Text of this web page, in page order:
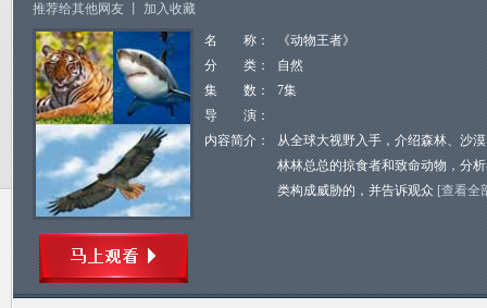
推荐给其他网友 加入收藏
名 称：
《动物王者》
分 类：
自然
集 数：
7集
导 演：
内容简介：
从全球大视野入手，介绍森林、沙
林林总总的掠食者和致命动物，分
类构成威胁的，并告诉观众 [查看全